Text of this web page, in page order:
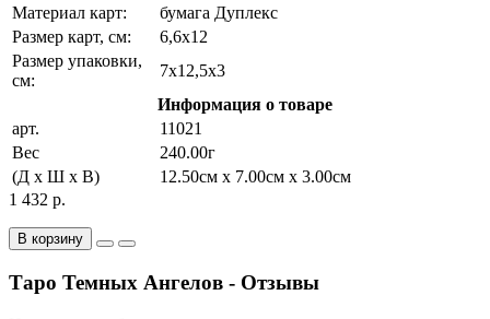
Материал карт:
бумага Дуплекс
Размер карт, см:
6,6x12
Размер упаковки,
см:
7x12,5x3
Информация о товаре
арт.
11021
Вес
240.00г
(Д x Ш x В)
12.50см x 7.00см x 3.00см
1 432 р.
В корзину
Таро Темных Ангелов - Отзывы